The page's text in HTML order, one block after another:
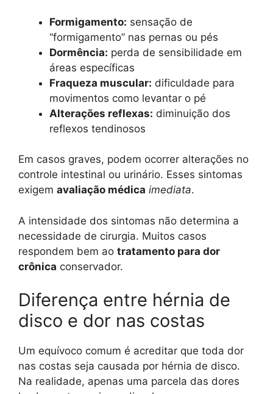
Formigamento: sensação de
“formigamento” nas pernas ou pés
Dormência: perda de sensibilidade em
áreas específicas
Fraqueza muscular: dificuldade para
movimentos como levantar o pé
Alterações reflexas: diminuição dos
reflexos tendinosos
Em casos graves, podem ocorrer alterações no
controle intestinal ou urinário. Esses sintomas
exigem avaliação médica imediata.
A intensidade dos sintomas não determina a
necessidade de cirurgia. Muitos casos
respondem bem ao tratamento para dor
crônica conservador.
Diferença entre hérnia de
disco e dor nas costas
Um equívoco comum é acreditar que toda dor
nas costas seja causada por hérnia de disco.
Na realidade, apenas uma parcela das dores